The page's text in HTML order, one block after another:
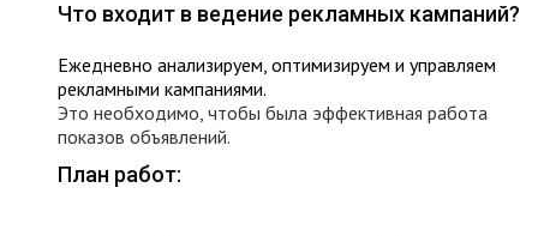
Что входит в ведение рекламных кампаний?
Ежедневно анализируем, оптимизируем и управляем
рекламными кампаниями.
Это необходимо, чтобы была эффективная работа
показов объявлений.
План работ: